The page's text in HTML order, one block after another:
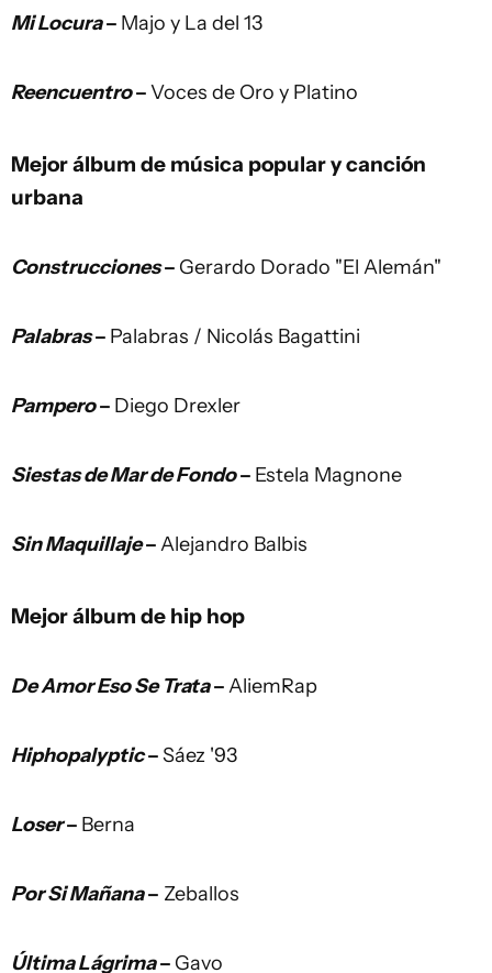
Mi Locura– Majo y La del 13
Reencuentro–Voces de Oro y Platino
Mejor álbum de música popular y canción
urbana
Construcciones– Gerardo Dorado "El Alemán"
Palabras– Palabras / Nicolás Bagattini
Pampero– Diego Drexler
Siestas de Mar de Fondo– Estela Magnone
Sin Maquillaje–Alejandro Balbis
Mejor álbum de hip hop
De Amor Eso Se Trata–AliemRap
Hiphopalyptic–Sáez '93
Loser– Berna
Por Si Mañana– Zeballos
Última Lágrima– Gavo